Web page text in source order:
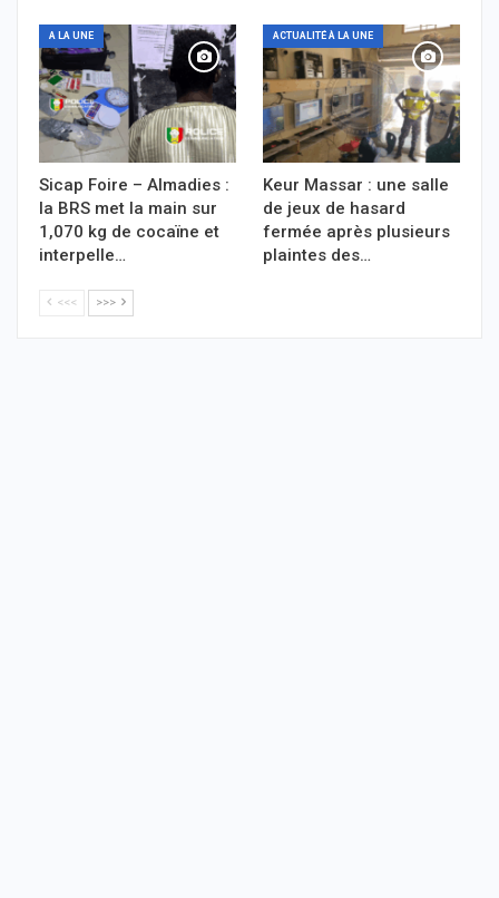
A LA UNE
Sicap Foire – Almadies :
la BRS met la main sur
1,070 kg de cocaïne et
interpelle…
ACTUALITÉ À LA UNE
Keur Massar : une salle
de jeux de hasard
fermée après plusieurs
plaintes des…
<<< >>>